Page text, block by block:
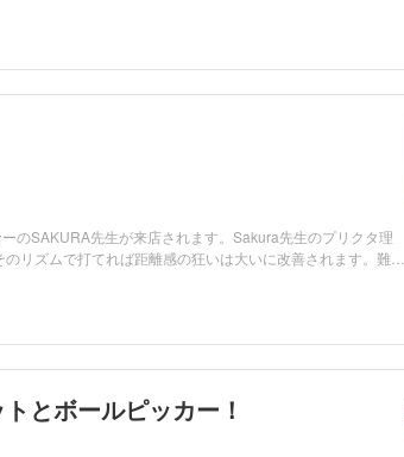
のSAKURA先生が来店されます。Sakura先生のプリクタ理
リズムで打てれば距離感の狂いは大いに改善されます。難し
とボールピッカー！